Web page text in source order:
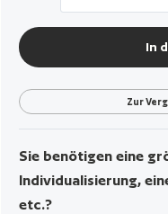
In
Zur
Sie benötigen eine
Individualisierung,
etc.?